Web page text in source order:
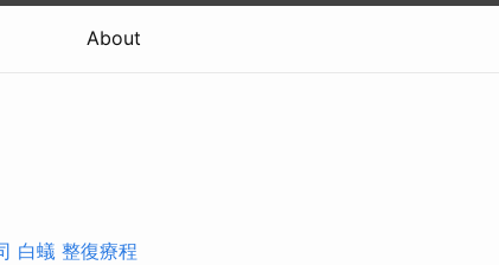
About
白蟻 整復療程